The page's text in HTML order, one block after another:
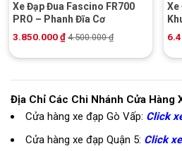
Xe Đạp Đua Fascino FR700
PRO – Phanh Đĩa Cơ
3.850.000₫ 4.500.000₫
Xe
Địa Chỉ Các Chi Nhánh Cửa Hàng
Cửa hàng xe đạp Gò Vấp: Click
Cửa hàng xe đạp Quận 5: Click